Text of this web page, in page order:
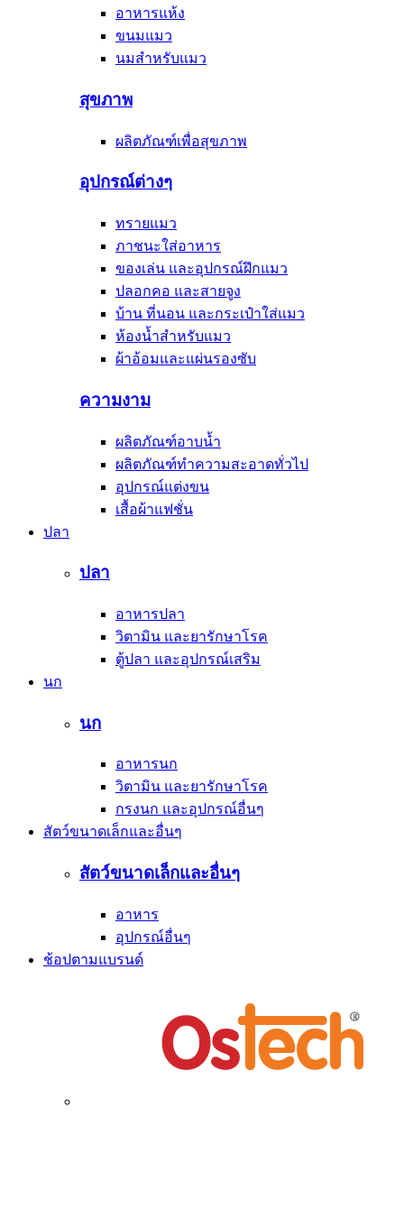
อาหารแห้ง
ขนมแมว
นมสำหรับแมว
สุขภาพ
ผลิตภัณฑ์เพื่อสุขภาพ
อุปกรณ์ต่างๆ
ทรายแมว
ภาชนะใส่อาหาร
ของเล่น และอุปกรณ์ฝึกแมว
ปลอกคอ และสายจูง
บ้าน ที่นอน และกระเป๋าใส่แมว
ห้องน้ำสำหรับแมว
ผ้าอ้อมและแผ่นรองซับ
ความงาม
ผลิตภัณฑ์อาบน้ำ
ผลิตภัณฑ์ทำความสะอาดทั่วไป
อุปกรณ์แต่งขน
เสื้อผ้าแฟชั่น
ปลา
ปลา
อาหารปลา
วิตามิน และยารักษาโรค
ตู้ปลา และอุปกรณ์เสริม
นก
นก
อาหารนก
วิตามิน และยารักษาโรค
กรงนก และอุปกรณ์อื่นๆ
สัตว์ขนาดเล็กและอื่นๆ
สัตว์ขนาดเล็กและอื่นๆ
อาหาร
อุปกรณ์อื่นๆ
ช้อปตามแบรนด์